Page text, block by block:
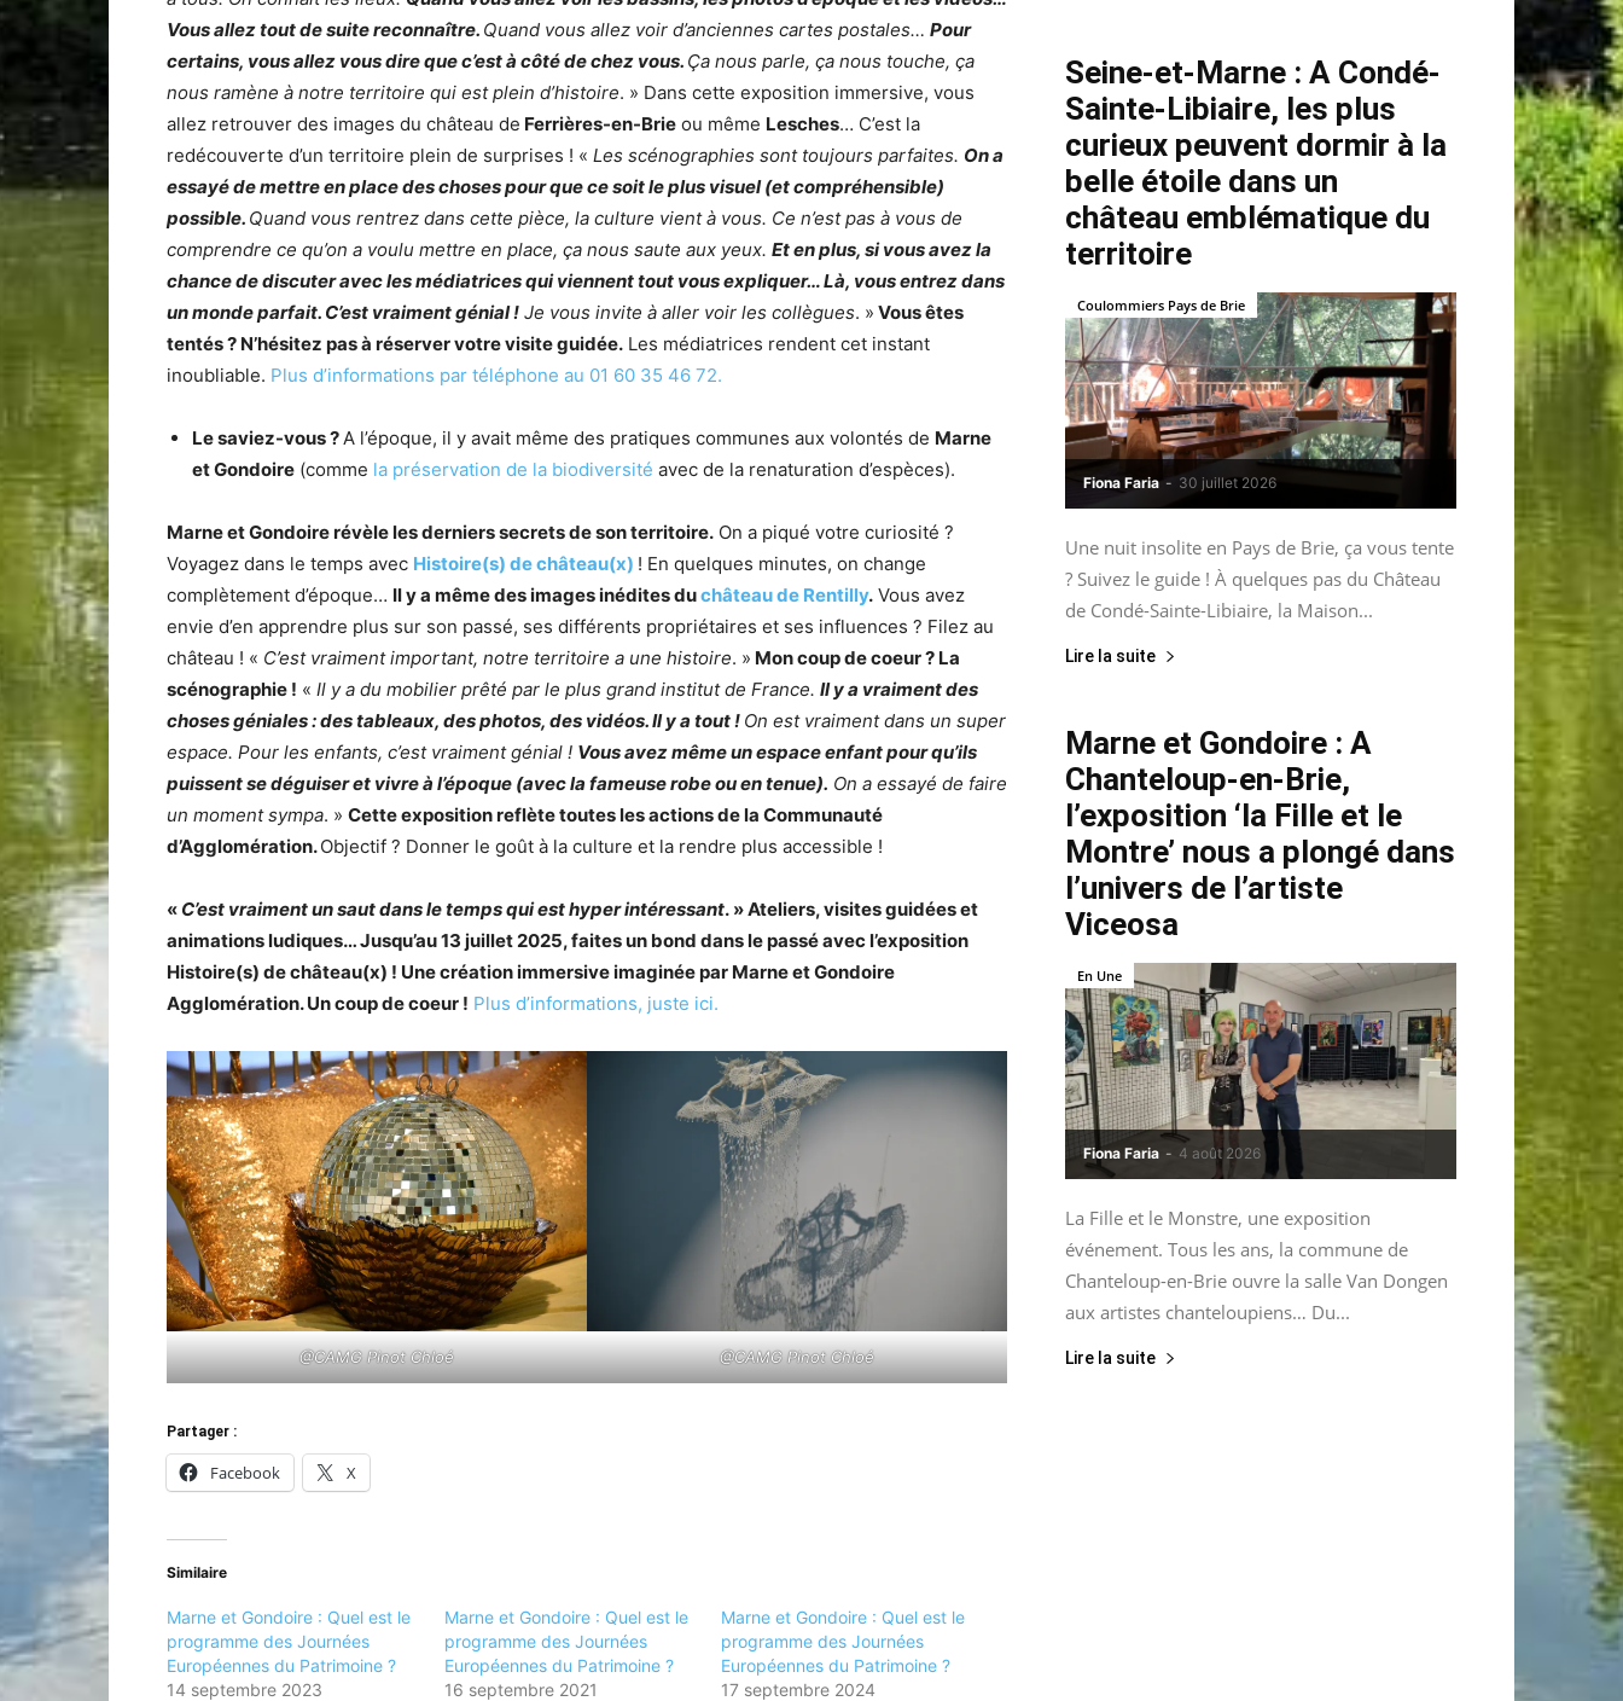
Vous allez tout de suite reconnaître. Quand vous allez voir d’anciennes cartes postales… Pour
certains, vous allez vous dire que c’est à côté de chez vous. Ça nous parle, ça nous touche, ça
nous ramène à notre territoire qui est plein d’histoire. » Dans cette exposition immersive, vous
allez retrouver des images du château de Ferrières-en-Brie ou même Lesches… C’est la
redécouverte d’un territoire plein de surprises ! « Les scénographies sont toujours parfaites. On a
essayé de mettre en place des choses pour que ce soit le plus visuel (et compréhensible)
possible. Quand vous rentrez dans cette pièce, la culture vient à vous. Ce n’est pas à vous de
comprendre ce qu’on a voulu mettre en place, ça nous saute aux yeux. Et en plus, si vous avez la
chance de discuter avec les médiatrices qui viennent tout vous expliquer… Là, vous entrez dans
un monde parfait. C’est vraiment génial ! Je vous invite à aller voir les collègues. » Vous êtes
tentés ? N’hésitez pas à réserver votre visite guidée. Les médiatrices rendent cet instant
inoubliable. Plus d’informations par téléphone au 01 60 35 46 72.
Le saviez-vous ? A l’époque, il y avait même des pratiques communes aux volontés de Marne
et Gondoire (comme la préservation de la biodiversité avec de la renaturation d’espèces).
Marne et Gondoire révèle les derniers secrets de son territoire. On a piqué votre curiosité ?
Voyagez dans le temps avec Histoire(s) de château(x) ! En quelques minutes, on change
complètement d’époque… Il y a même des images inédites duchâteau de Rentilly. Vous avez
envie d’en apprendre plus sur son passé, ses différents propriétaires et ses influences ? Filez au
château ! « C’est vraiment important, notre territoire a une histoire. » Mon coup de coeur ? La
scénographie ! « Il y a du mobilier prêté par le plus grand institut de France. Il y a vraiment des
choses géniales : des tableaux, des photos, des vidéos. Il y a tout ! On est vraiment dans un super
espace. Pour les enfants, c’est vraiment génial ! Vous avez même un espace enfant pour qu’ils
puissent se déguiser et vivre à l’époque (avec la fameuse robe ou en tenue). On a essayé de faire
un moment sympa. » Cette exposition reflète toutes les actions de la Communauté
d’Agglomération.Objectif ? Donner le goût à la culture et la rendre plus accessible !
« C’est vraiment un saut dans le temps qui est hyper intéressant. » Ateliers, visites guidées et
animations ludiques… Jusqu’au 13 juillet 2025, faites un bond dans le passé avec l’exposition
Histoire(s) de château(x) ! Une création immersive imaginée par Marne et Gondoire
Agglomération. Un coup de coeur ! Plus d’informations, juste ici.
@CAMG Pinot Chloé @CAMG Pinot Chloé
Partager :
Facebook X
Similaire
Marne et Gondoire : Quel est le
programme des Journées
Européennes du Patrimoine ?
14 septembre 2023
Marne et Gondoire : Quel est le
programme des Journées
Européennes du Patrimoine ?
16 septembre 2021
Marne et Gondoire : Quel est le
programme des Journées
Européennes du Patrimoine ?
17 septembre 2024
Seine-et-Marne : A Condé-
Sainte-Libiaire, les plus
curieux peuvent dormir à la
belle étoile dans un
château emblématique du
territoire
Fiona Faria - 30 juillet 2026
Coulommiers Pays de Brie
Une nuit insolite en Pays de Brie, ça vous tente
? Suivez le guide ! À quelques pas du Château
de Condé-Sainte-Libiaire, la Maison...
Lire la suite
Marne et Gondoire : A
Chanteloup-en-Brie,
l’exposition ‘la Fille et le
Montre’ nous a plongé dans
l’univers de l’artiste
Viceosa
Fiona Faria - 4 août 2026
En Une
La Fille et le Monstre, une exposition
événement. Tous les ans, la commune de
Chanteloup-en-Brie ouvre la salle Van Dongen
aux artistes chanteloupiens… Du...
Lire la suite